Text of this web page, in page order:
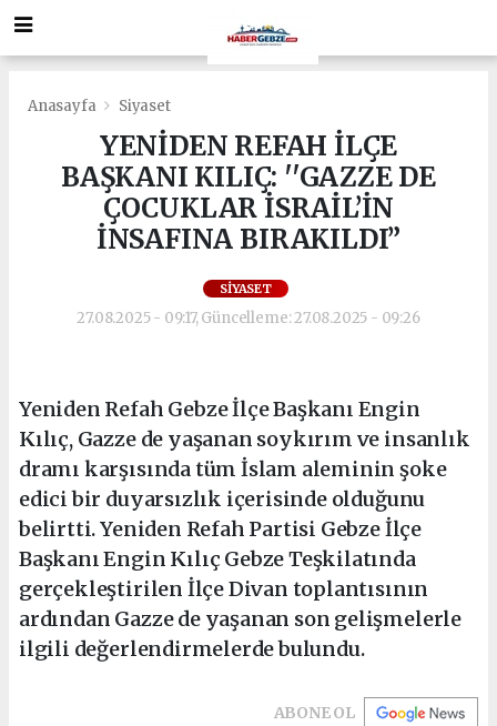
Anasayfa Siyaset
YENİDEN REFAH İLÇE
BAŞKANI KILIÇ: ''GAZZE DE
ÇOCUKLAR İSRAİL’İN
İNSAFINA BIRAKILDI”
SIYASET
27.08.2025 - 09:17, Güncelleme: 27.08.2025 - 09:26
Yeniden Refah Gebze İlçe Başkanı Engin
Kılıç, Gazze de yaşanan soykırım ve insanlık
dramı karşısında tüm İslam aleminin şoke
edici bir duyarsızlık içerisinde olduğunu
belirtti. Yeniden Refah Partisi Gebze İlçe
Başkanı Engin Kılıç Gebze Teşkilatında
gerçekleştirilen İlçe Divan toplantısının
ardından Gazze de yaşanan son gelişmelerle
ilgili değerlendirmelerde bulundu.
ABONE OL